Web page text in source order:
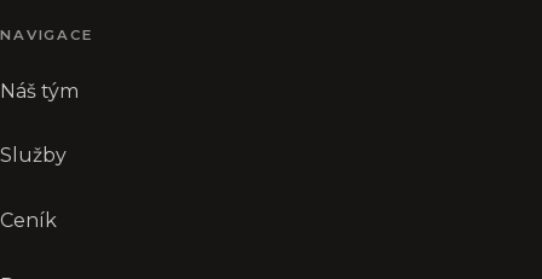
NAVIGACE
Náš tým
Služby
Ceník